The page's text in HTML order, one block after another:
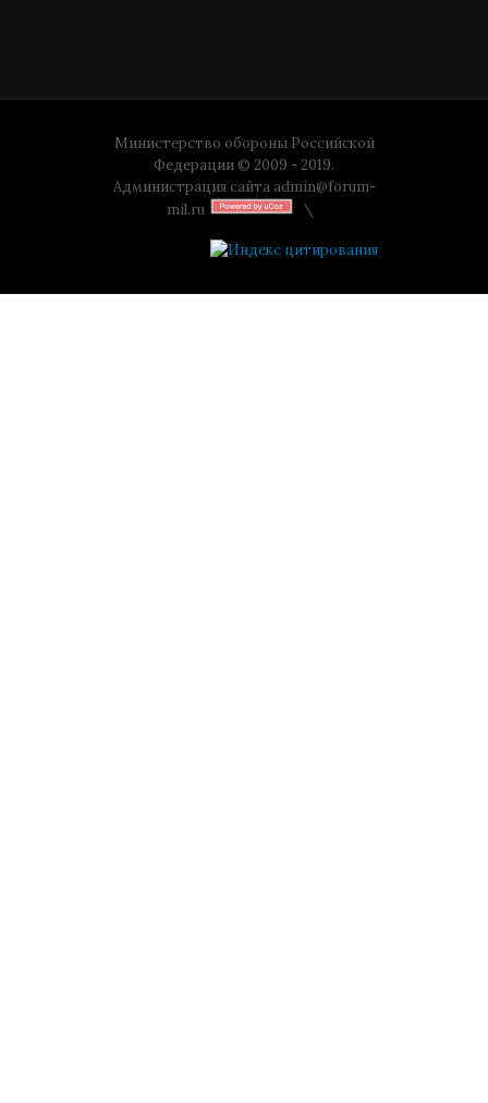
Министерство обороны Российской
Федерации © 2009 - 2019.
Администрация сайта admin@forum-
mil.ru